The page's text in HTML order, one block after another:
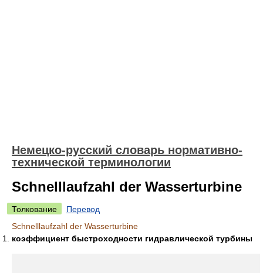
Немецко-русский словарь нормативно-
технической терминологии
Schnelllaufzahl der Wasserturbine
Толкование
Перевод
Schnelllaufzahl der Wasserturbine
коэффициент быстроходности гидравлической турбины